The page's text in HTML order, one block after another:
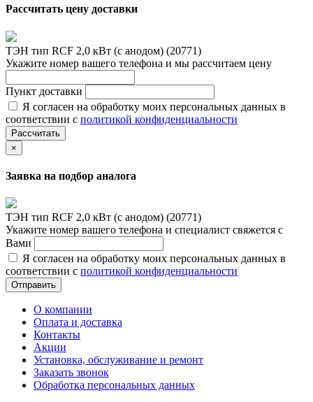
Рассчитать цену доставки
ТЭН тип RCF 2,0 кВт (с анодом) (20771)
Укажите номер вашего телефона и мы рассчитаем цену
Пункт доставки
Я согласен на обработку моих персональных данных в
соответствии с политикой конфиденциальности
Рассчитать
×
Заявка на подбор аналога
ТЭН тип RCF 2,0 кВт (с анодом) (20771)
Укажите номер вашего телефона и специалист свяжется с
Вами
Я согласен на обработку моих персональных данных в
соответствии с политикой конфиденциальности
Отправить
О компании
Оплата и доставка
Контакты
Акции
Установка, обслуживание и ремонт
Заказать звонок
Обработка персональных данных